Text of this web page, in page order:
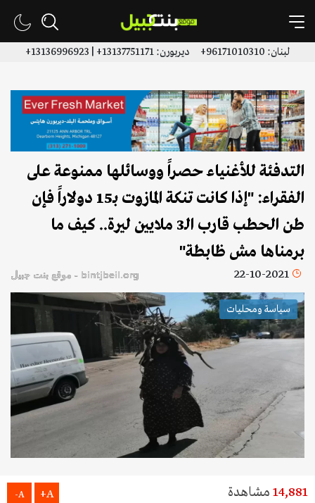
لبنان: 96171010310+ ديربورن: 13137751171+ | 13136996923+
التدفئة للأغنياء حصراً ووسائلها ممنوعة على
الفقراء: "إذا كانت تنكة المازوت بـ15 دولاراً فإن
طن الحطب قارب الـ3 ملايين ليرة.. كيف ما
برمناها مش ظابطة"
22-10-2021 bintjbeil.org - موقع بنت جبيل
سياسة ومحليات
14,881 مشاهدة A+
A-